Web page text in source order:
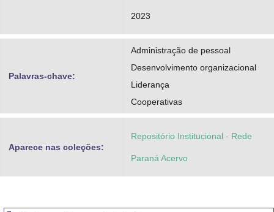
2023
Palavras-chave:
Administração de pessoal
Desenvolvimento organizacional
Liderança
Cooperativas
Aparece nas coleções:
Repositório Institucional - Rede
Paraná Acervo